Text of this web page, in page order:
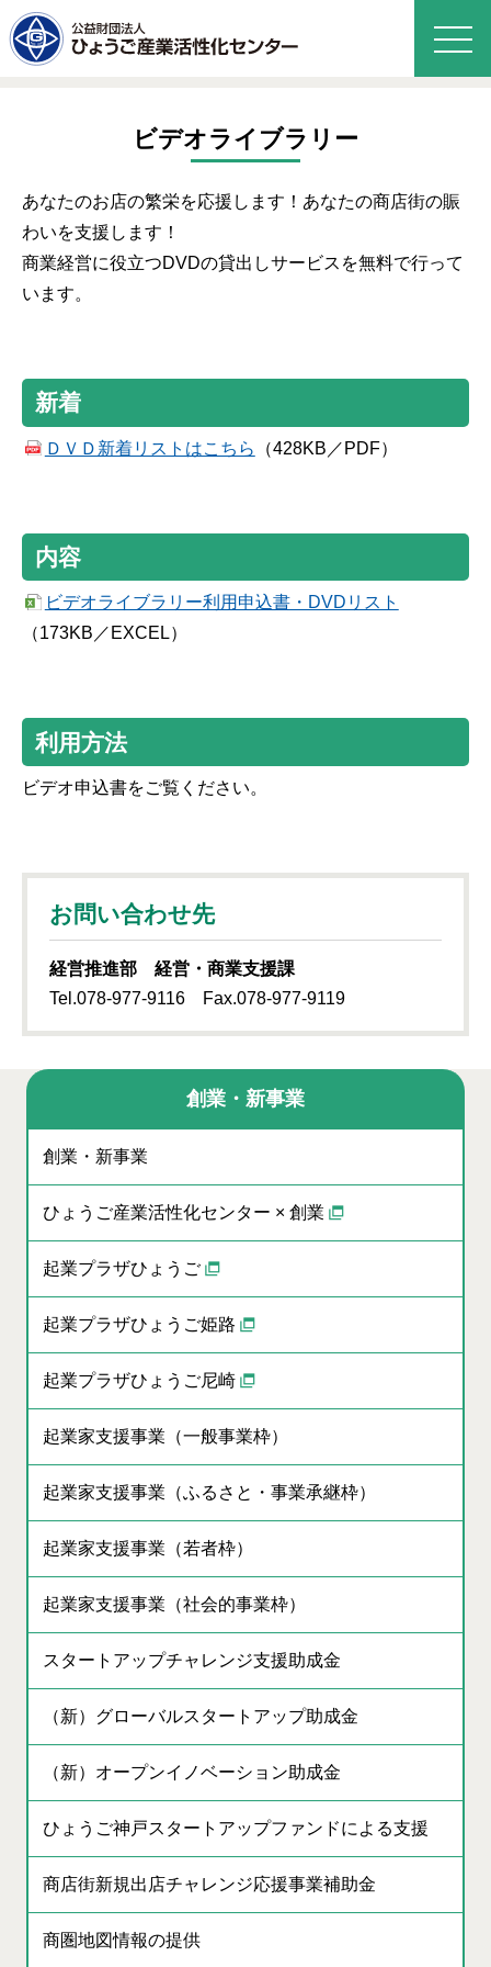
ビデオライブラリー
あなたのお店の繁栄を応援します！あなたの商店街の賑
わいを支援します！
商業経営に役立つDVDの貸出しサービスを無料で行って
います。
新着
ＤＶＤ新着リストはこちら （428KB／PDF）
内容
ビデオライブラリー利用申込書・DVDリスト
（173KB／EXCEL）
利用方法
ビデオ申込書をご覧ください。
お問い合わせ先
経営推進部 経営・商業支援課
Tel.078-977-9116 Fax.078-977-9119
創業・新事業
創業・新事業
ひょうご産業活性化センター × 創業
起業プラザひょうご
起業プラザひょうご姫路
起業プラザひょうご尼崎
起業家支援事業（一般事業枠）
起業家支援事業（ふるさと・事業承継枠）
起業家支援事業（若者枠）
起業家支援事業（社会的事業枠）
スタートアップチャレンジ支援助成金
（新）グローバルスタートアップ助成金
（新）オープンイノベーション助成金
ひょうご神戸スタートアップファンドによる支援
商店街新規出店チャレンジ応援事業補助金
商圏地図情報の提供